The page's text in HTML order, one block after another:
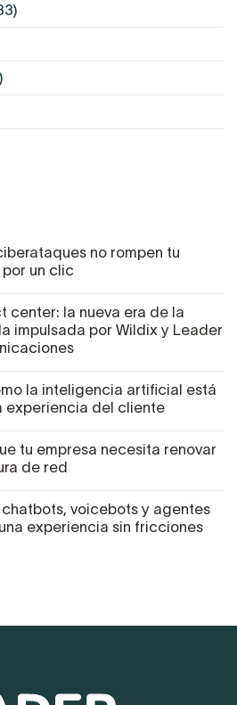
no rompen tu
un clic
center: la nueva era de la
impulsada por Wildix y Leader
la inteligencia artificial está
experiencia del cliente
tu empresa necesita renovar
de red
voicebots y agentes
experiencia sin fricciones